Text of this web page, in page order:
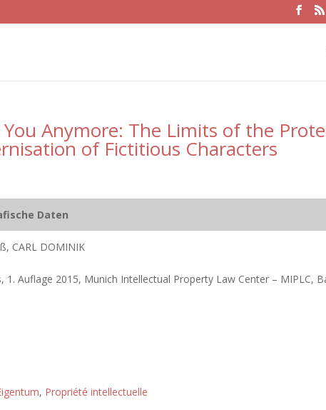
You Anymore: The Limits of the
of Fictitious Characters
Daten
CARL DOMINIK
1. Auflage 2015, Munich Intellectual Property Law Center – MIPLC,
, Propriété intellectuelle